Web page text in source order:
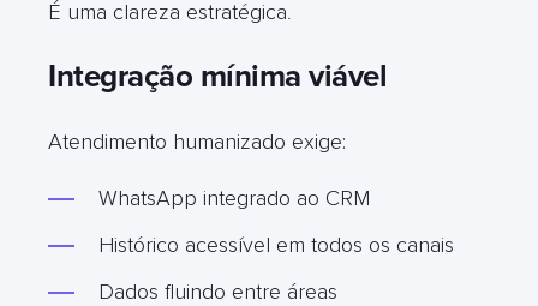
É uma clareza estratégica.
Integração mínima viável
Atendimento humanizado exige:
WhatsApp integrado ao CRM
Histórico acessível em todos os canais
Dados fluindo entre áreas